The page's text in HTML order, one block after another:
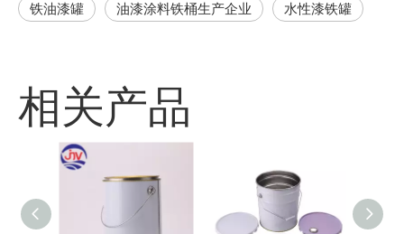
铁油漆罐 油漆涂料铁桶生产企业 水性漆铁罐
相关产品